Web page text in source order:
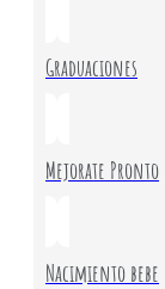
Graduaciones
Mejorate Pronto
Nacimiento bebe